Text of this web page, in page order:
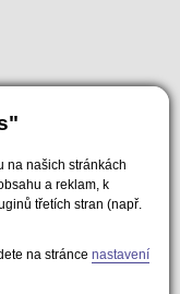
na našich stránkách
a reklam, k
třetích stran (např.
na stránce nastavení